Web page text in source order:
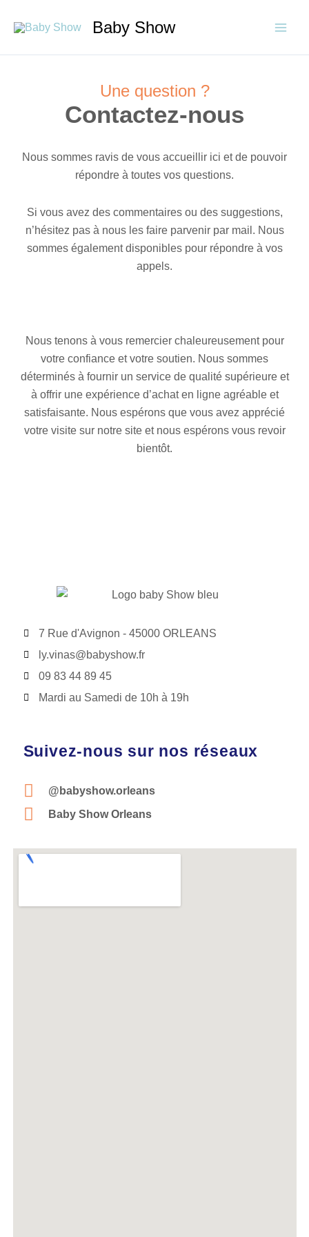
Baby Show
Une question ?
Contactez-nous
Nous sommes ravis de vous accueillir ici et de pouvoir
répondre à toutes vos questions.
Si vous avez des commentaires ou des suggestions,
n’hésitez pas à nous les faire parvenir par mail. Nous
sommes également disponibles pour répondre à vos
appels.
Nous tenons à vous remercier chaleureusement pour
votre confiance et votre soutien. Nous sommes
déterminés à fournir un service de qualité supérieure et
à offrir une expérience d’achat en ligne agréable et
satisfaisante. Nous espérons que vous avez apprécié
votre visite sur notre site et nous espérons vous revoir
bientôt.
7 Rue d'Avignon - 45000 ORLEANS
ly.vinas@babyshow.fr
09 83 44 89 45
Mardi au Samedi de 10h à 19h
Suivez-nous sur nos réseaux
@babyshow.orleans
Baby Show Orleans